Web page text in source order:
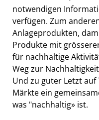
notwendigen
verfügen. Zum
Anlageprodukten,
Produkte mit
für nachhaltige
Weg zur
Und zu guter Letzt
Märkte ein
was "nachhaltig» ist.